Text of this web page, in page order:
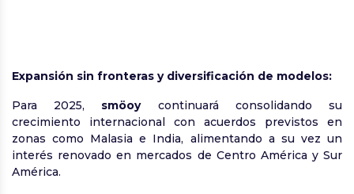
Expansión sin fronteras y diversificación de modelos:
Para 2025, smöoycontinuará consolidando su
crecimiento internacional con acuerdos previstos en
zonas como Malasia e India, alimentando a su vez un
interés renovado en mercados de Centro América y Sur
América.